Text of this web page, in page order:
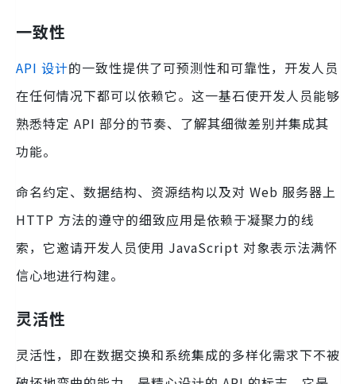
一致性
API 设计的一致性提供了可预测性和可靠性，开发人员
在任何情况下都可以依赖它。这一基石使开发人员能够
熟悉特定 API 部分的节奏、了解其细微差别并集成其
功能。
命名约定、数据结构、资源结构以及对 Web 服务器上
HTTP 方法的遵守的细致应用是依赖于凝聚力的线
索，它邀请开发人员使用 JavaScript 对象表示法满怀
信心地进行构建。
灵活性
灵活性，即在数据交换和系统集成的多样化需求下不被